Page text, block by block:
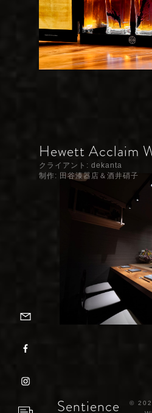
Hewett Acclaim
クライアント: dekanta
制作: 田谷漆器店＆酒井硝子
Sentience
©️